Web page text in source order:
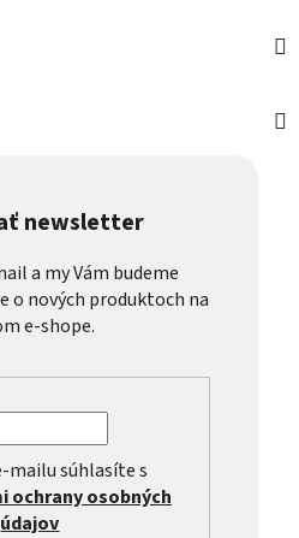
newsletter
a my Vám budeme
o nových produktoch na
e-shope.
mailu súhlasíte s
ochrany osobných
údajov